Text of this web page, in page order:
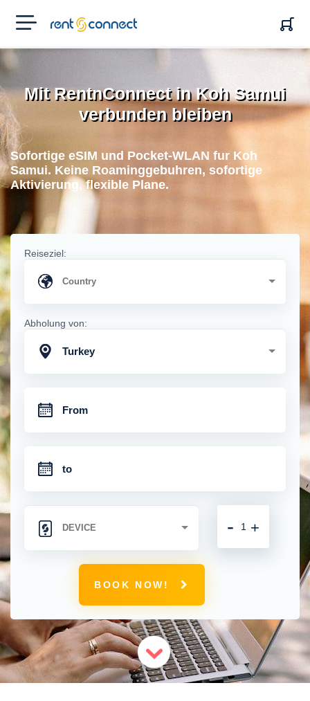
RENT'N
CONNECT
Mit RentnConnect in Koh Samui
verbunden bleiben
Sofortige eSIM und Pocket-WLAN fur Koh
Samui. Keine Roaminggebuhren, sofortige
Aktivierung, flexible Plane.
Reiseziel:
Abholung von:
Turkey
+
-
BOOK NOW!